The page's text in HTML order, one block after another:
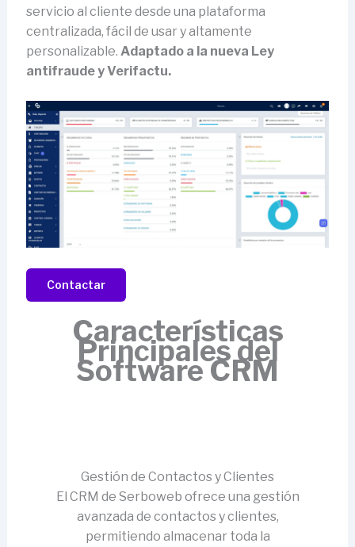
servicio al cliente desde una plataforma
centralizada, fácil de usar y altamente
personalizable. Adaptado a la nueva Ley
antifraude y Verifactu.
Contactar
Características
Principales del
Software CRM
Gestión de Contactos y Clientes
El CRM de Serboweb ofrece una gestión
avanzada de contactos y clientes,
permitiendo almacenar toda la